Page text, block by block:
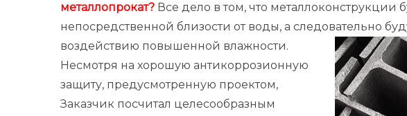
металлопрокат? Все дело в том, что металлоконструкции
непосредственной близости от воды, а следовательно
воздействию повышенной влажности.
Несмотря на хорошую антикоррозионную
защиту, предусмотренную проектом,
Заказчик посчитал целесообразным